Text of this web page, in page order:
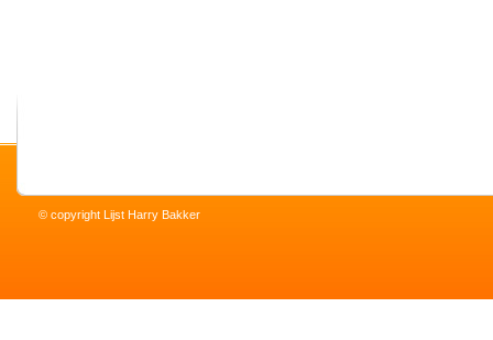
© copyright Lijst Harry Bakker